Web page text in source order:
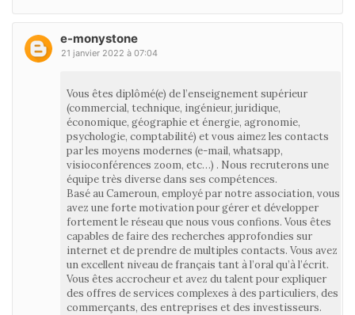
e-monystone
21 janvier 2022 à 07:04
Vous êtes diplômé(e) de l’enseignement supérieur
(commercial, technique, ingénieur, juridique,
économique, géographie et énergie, agronomie,
psychologie, comptabilité) et vous aimez les contacts
par les moyens modernes (e-mail, whatsapp,
visioconférences zoom, etc…) . Nous recruterons une
équipe très diverse dans ses compétences.
Basé au Cameroun, employé par notre association, vous
avez une forte motivation pour gérer et développer
fortement le réseau que nous vous confions. Vous êtes
capables de faire des recherches approfondies sur
internet et de prendre de multiples contacts. Vous avez
un excellent niveau de français tant à l’oral qu’à l’écrit.
Vous êtes accrocheur et avez du talent pour expliquer
des offres de services complexes à des particuliers, des
commerçants, des entreprises et des investisseurs.